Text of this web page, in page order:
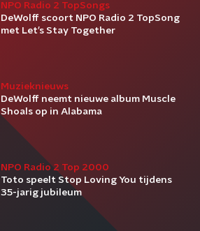
NPO Radio 2 TopSongs
DeWolff scoort NPO Radio 2 TopSong
met Let’s Stay Together
Muzieknieuws
DeWolff neemt nieuwe album Muscle
Shoals op in Alabama
NPO Radio 2 Top 2000
Toto speelt Stop Loving You tijdens
35-jarig jubileum